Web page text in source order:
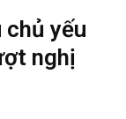
yếu
nghị